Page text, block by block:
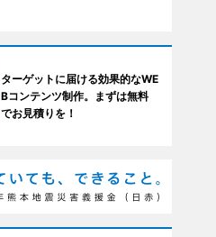
ターゲットに届ける効果的なWE
Bコンテンツ制作。まずは無料
でお見積りを！